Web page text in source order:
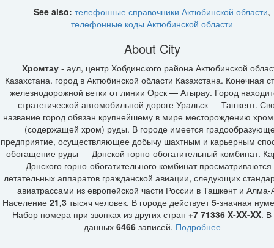
See also: телефонные справочники Актюбинской области,
телефонные коды Актюбинской области
About City
Хромтау - аул, центр Хобдинского района Актюбинской
Казахстана. город в Актюбинской области Казахстана. Конечная
железнодорожной ветки от линии Орск — Атырау. Город
стратегической автомобильной дороге Уральск — Ташкент.
название город обязан крупнейшему в мире месторождению
(содержащей хром) руды. В городе имеется
предприятие, осуществляющее добычу шахтным и карьерным
обогащение руды — Донской горно-обогатительный комбинат.
Донского горно-обогатительного комбинат просматриваются
летательных аппаратов гражданской авиации, следующих
авиатрассами из европейской части России в Ташкент и Алма-
Население 21,3 тысяч человек. В городе действует5-значная
Набор номера при звонках из других стран +7 71336 X-XX-XX. В
данных 6466записей. Подробнее